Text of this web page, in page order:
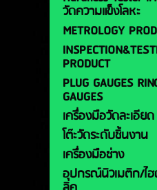
วัดความแข็งโลหะ
METROLOGY
PRODUCT
PLUG GAUGES
GAUGES
เครื่องมือวัดละเอียด
โต๊ะวัดระดับชิ้นงาน
เครื่องมือช่าง
อุปกรณ์นิวเมติก/ไ